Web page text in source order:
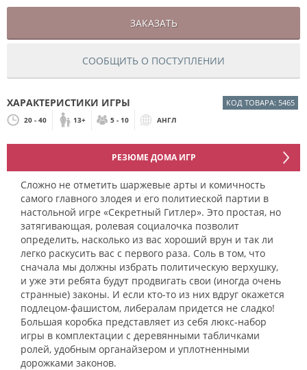
ЗАКАЗАТЬ
СООБЩИТЬ О ПОСТУПЛЕНИИ
ХАРАКТЕРИСТИКИ ИГРЫ КОД ТОВАРА: 5465
20 - 40 13+ 5 - 10 АНГЛ
РЕЗЮМЕ ДОМА ИГР
Сложно не отметить шаржевые арты и комичность
самого главного злодея и его политиеской партии в
настольной игре «Секретный Гитлер». Это простая, но
затягивающая, ролевая социалочка позволит
определить, насколько из вас хороший врун и так ли
легко раскусить вас с первого раза. Соль в том, что
сначала мы должны избрать политическую верхушку,
и уже эти ребята будут продвигать свои (иногда очень
странные) законы. И если кто-то из них вдруг окажется
подлецом-фашистом, либералам придется не сладко!
Большая коробка представляет из себя люкс-набор
игры в комплектации с деревянными табличками
ролей, удобным органайзером и уплотненными
дорожками законов.